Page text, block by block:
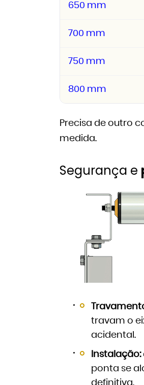
650 mm
700 mm
750 mm
800 mm
Precisa de outro
medida.
Segurança e
travam o
acidental.
Instalação:
ponta se
definitiva.